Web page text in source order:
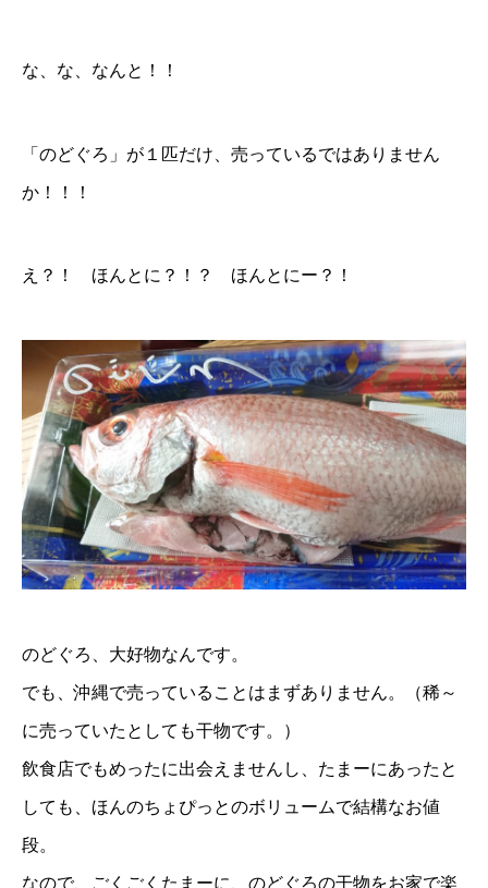
な、な、なんと！！
「のどぐろ」が１匹だけ、売っているではありません
か！！！
え？！ ほんとに？！？ ほんとにー？！
のどぐろ、大好物なんです。
でも、沖縄で売っていることはまずありません。（稀～
に売っていたとしても干物です。）
飲食店でもめったに出会えませんし、たまーにあったと
しても、ほんのちょぴっとのボリュームで結構なお値
段。
なので、ごくごくたまーに、のどぐろの干物をお家で楽